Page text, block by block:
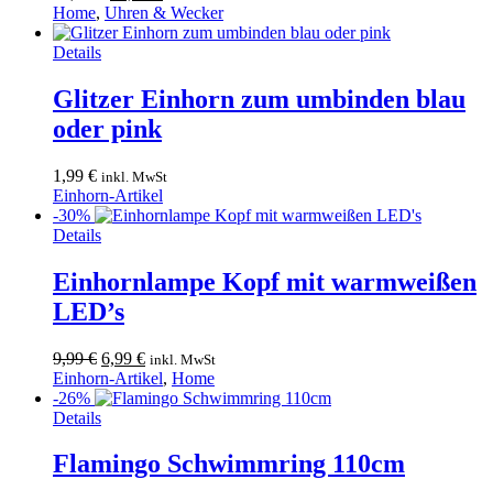
Optionen
können
auf
der
Produktseite
gewählt
werden
Preis
war:
Preis
ist:
Home, Uhren & Wecker
DetailsDieses
mehrere
Varianten
Die
Optionen
können
auf
der
Produktseite
gewählt
werden
Glitzer Einhorn zum umbinden blau
oder pink
1,99 € inkl. MwSt
Einhorn-Artikel
-30%
DetailsDieses
mehrere
Varianten
Die
Optionen
können
auf
der
Produktseite
gewählt
Einhornlampe Kopf mit warmweißen
LED’s
9,99€ Ursprünglicher
Preis
war:
9,99 €
6,99 €Aktueller
Preis
ist:
inkl. MwSt
Einhorn-Artikel, Home
-26%
Details
Flamingo Schwimmring 110cm